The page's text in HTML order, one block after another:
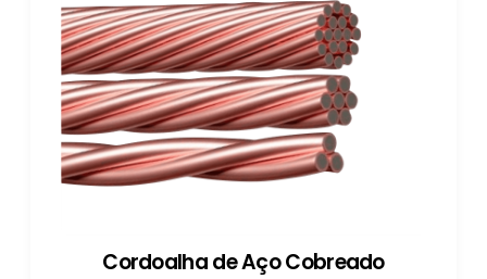
Cordoalha de Aço Cobreado